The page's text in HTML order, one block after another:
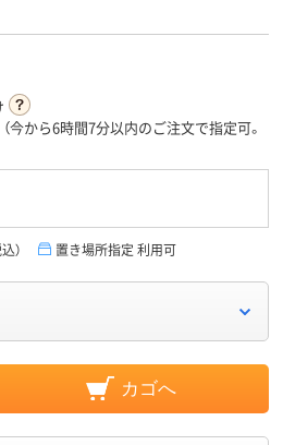
（今から6時間7分以内のご注文で指定可。
） 置き場所指定 利用可
カゴへ